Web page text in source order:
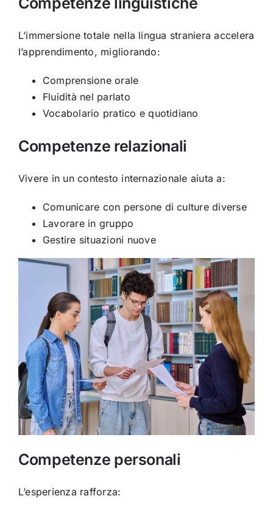
L’immersione totale nella lingua straniera accelera
l’apprendimento, migliorando:
Comprensione orale
Fluidità nel parlato
Vocabolario pratico e quotidiano
Competenze relazionali
Vivere in un contesto internazionale aiuta a:
Comunicare con persone di culture diverse
Lavorare in gruppo
Gestire situazioni nuove
Competenze personali
L’esperienza rafforza: